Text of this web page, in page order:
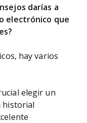
darías a
electrónico que
hay varios
elegir un